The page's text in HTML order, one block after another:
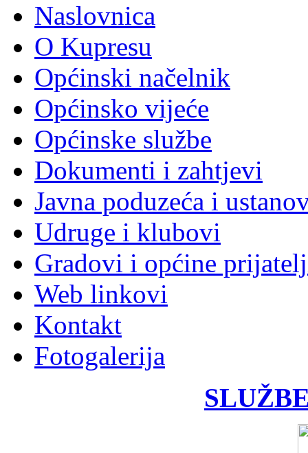
Naslovnica
O Kupresu
Općinski načelnik
Općinsko vijeće
Općinske službe
Dokumenti i zahtjevi
Javna poduzeća i
Udruge i klubovi
Gradovi i općine
Web linkovi
Kontakt
Fotogalerija